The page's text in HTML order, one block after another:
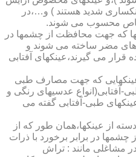
شدید هستند ) و…،در
خاص محسوب می شوند.
که جهت محافظت از چشمها در
مضر ساخته می شوند و
می گیرند،عینکهای آفتابی
عینکهایی که جهت مصارف طبی
آفتابی(انواع عدسیهای رنگی و
طبی-آفتابی گفته می
از عینکها،همان طور که از
در برابر برخورد با ذرات
مشاغلی مانند : تراش